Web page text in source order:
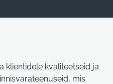
klientidele kvaliteetseid ja
mis